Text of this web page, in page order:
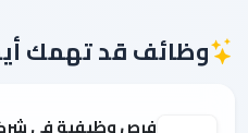
وظائف قد تهمك